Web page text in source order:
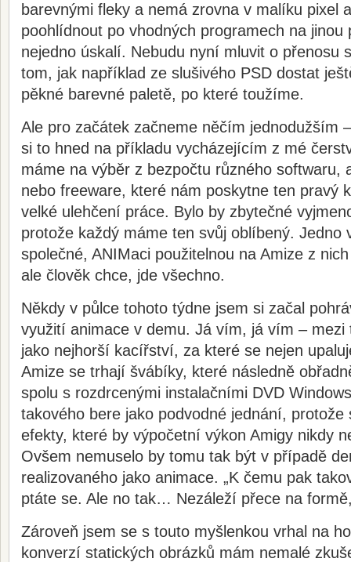
barevnými fleky a nemá zrovna v malíku pixel
poohlídnout po vhodných programech na jinou
nejedno úskalí. Nebudu nyní mluvit o přenosu
tom, jak například ze slušivého PSD dostat
pěkné barevné paletě, po které toužíme.
Ale pro začátek začneme něčím jednodužším
si to hned na příkladu vycházejícím z mé
máme na výběr z bezpočtu různého softwaru,
nebo freeware, které nám poskytne ten pravý
velké ulehčení práce. Bylo by zbytečné
protože každý máme ten svůj oblíbený. Jedno
společné, ANIMaci použitelnou na Amize z
ale člověk chce, jde všechno.
Někdy v půlce tohoto týdne jsem si začal
využití animace v demu. Já vím, já vím – mezi
jako nejhorší kacířství, za které se nejen
Amize se trhají švábíky, které následně
spolu s rozdrcenými instalačními DVD
takového bere jako podvodné jednání,
efekty, které by výpočetní výkon Amigy nikdy
Ovšem nemuselo by tomu tak být v případě
realizovaného jako animace. „K čemu pak
ptáte se. Ale no tak… Nezáleží přece na
Zároveň jsem se s touto myšlenkou vrhal na
konverzí statických obrázků mám nemalé